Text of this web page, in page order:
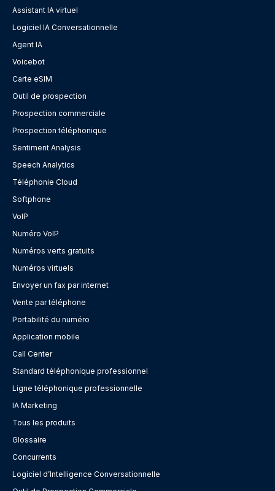
Assistant IA virtuel
Logiciel IA Conversationnelle
Agent IA
Voicebot
Carte eSIM
Outil de prospection
Prospection commerciale
Prospection téléphonique
Sentiment Analysis
Speech Analytics
Téléphonie Cloud
Softphone
VoIP
Numéro VoIP
Numéros verts gratuits
Numéros virtuels
Envoyer un fax par internet
Vente par téléphone
Portabilité du numéro
Application mobile
Call Center
Standard téléphonique professionnel
Ligne téléphonique professionnelle
IA Marketing
Tous les produits
Glossaire
Concurrents
Logiciel d’Intelligence Conversationnelle